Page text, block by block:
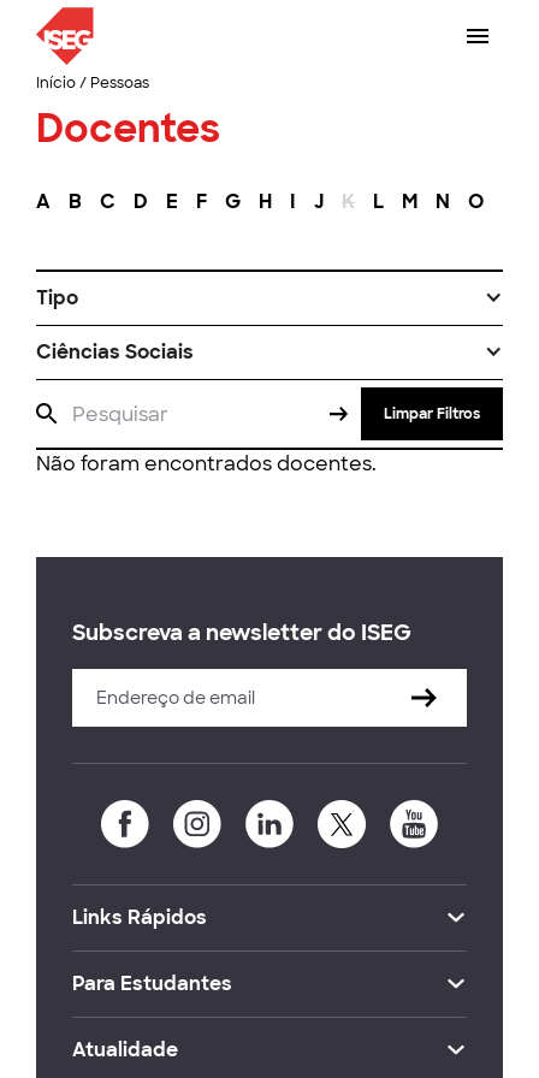
Início/ Pessoas
Docentes
A B C D E F G H I J K L M N O
Tipo
Ciências Sociais
Limpar Filtros
Não foram encontrados docentes.
Subscreva a newsletter do ISEG
Links Rápidos
Para Estudantes
Atualidade